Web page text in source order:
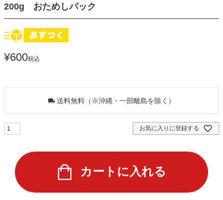
200g おためしパック
¥600税込
送料無料（※沖縄・一部離島を除く）
お気に入りに登録する
カートに入れる